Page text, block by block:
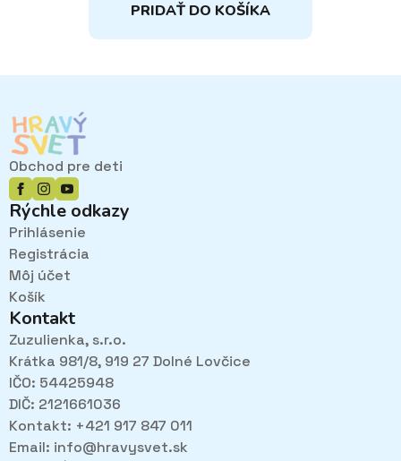
PRIDAŤ DO KOŠÍKA
Obchod pre deti
Rýchle odkazy
Prihlásenie
Registrácia
Môj účet
Košík
Kontakt
Zuzulienka, s.r.o.
Krátka 981/8, 919 27 Dolné Lovčice
IČO: 54425948
DIČ: 2121661036
Kontakt: +421 917 847 011
Email: info@hravysvet.sk